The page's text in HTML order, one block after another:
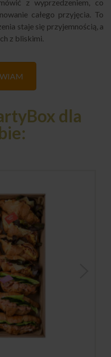
z wyprzedzeniem, co
całego przyjęcia. To
staje się przyjemnością, a
z bliskimi.
dla